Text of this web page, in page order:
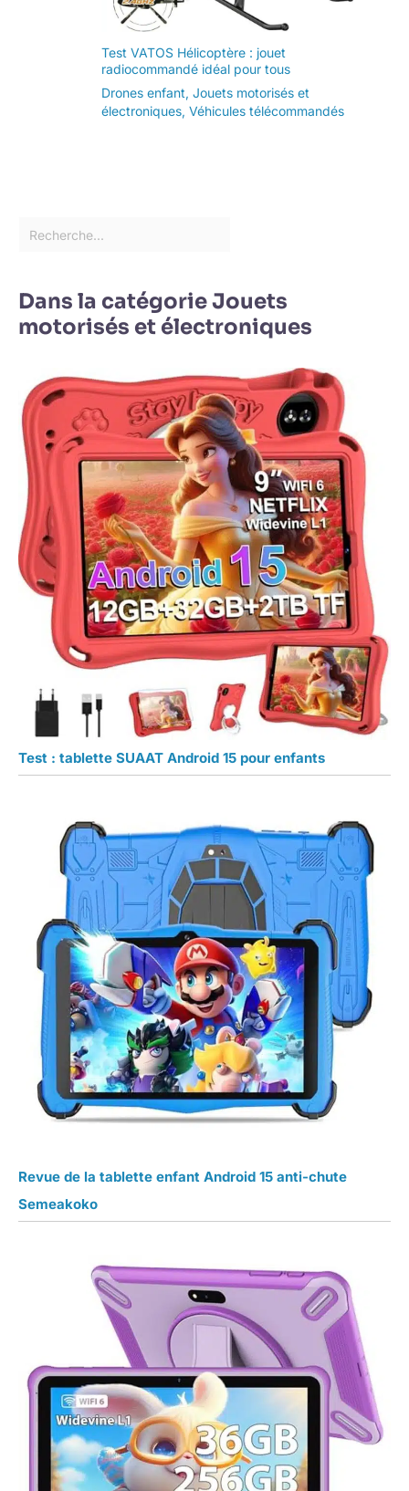
Test VATOS Hélicoptère : jouet
radiocommandé idéal pour tous
Drones enfant, Jouets motorisés et
électroniques, Véhicules télécommandés
Dans la catégorie Jouets
motorisés et électroniques
Test : tablette SUAAT Android 15 pour enfants
Revue de la tablette enfant Android 15 anti-chute
Semeakoko